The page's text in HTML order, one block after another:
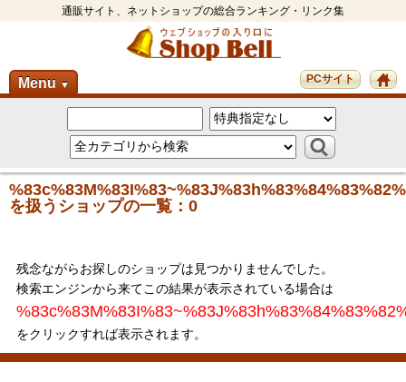
通販サイト、ネットショップの総合ランキング・リンク集
Menu ▼ PCサイト
を扱うショップの一覧：0
残念ながらお探しのショップは見つかりませんでした。
検索エンジンから来てこの結果が表示されている場合は
をクリックすれば表示されます。